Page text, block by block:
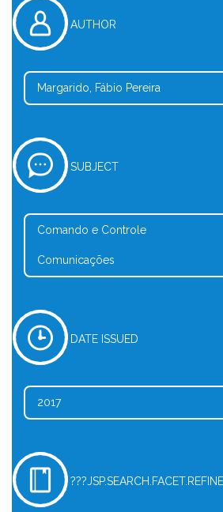
AUTHOR
Margarido, Fábio Pereira
SUBJECT
Comando e Controle
Comunicações
DATE ISSUED
2017